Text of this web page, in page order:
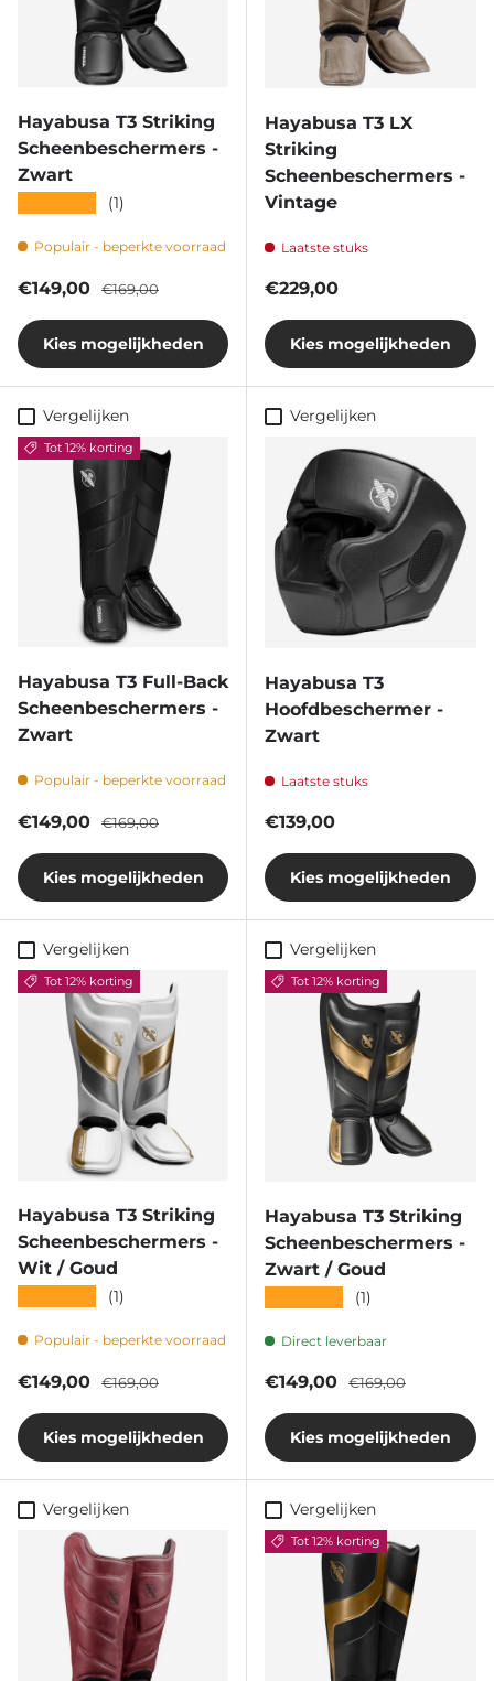
Hayabusa T3 Striking
Scheenbeschermers -
Zwart
(1)
Populair - beperkte voorraad
Verkoopprijs
€149,00 Reguliere prijs
€169,00
Kies mogelijkheden
Hayabusa T3 LX
Striking
Scheenbeschermers -
Vintage
Laatste stuks
Reguliere prijs
€229,00
Kies mogelijkheden
Vergelijken
Tot 12% korting
Hayabusa T3 Full-Back
Scheenbeschermers -
Zwart
Populair - beperkte voorraad
Verkoopprijs
€149,00 Reguliere prijs
€169,00
Kies mogelijkheden
Vergelijken
Hayabusa T3
Hoofdbeschermer -
Zwart
Laatste stuks
Reguliere prijs
€139,00
Kies mogelijkheden
Vergelijken
Tot 12% korting
Hayabusa T3 Striking
Scheenbeschermers -
Wit / Goud
(1)
Populair - beperkte voorraad
Verkoopprijs
€149,00 Reguliere prijs
€169,00
Kies mogelijkheden
Vergelijken
Tot 12% korting
Hayabusa T3 Striking
Scheenbeschermers -
Zwart / Goud
(1)
Direct leverbaar
Verkoopprijs
€149,00 Reguliere prijs
€169,00
Kies mogelijkheden
Vergelijken Vergelijken
Tot 12% korting